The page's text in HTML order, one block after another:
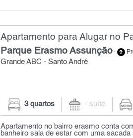
Apartamento para Alugar no
Parque Erasmo Assunção-
Grande ABC - Santo André
3 quartos - suíte
Apartamento no bairro erasmo conta
banheiro sala de estar com uma sacada